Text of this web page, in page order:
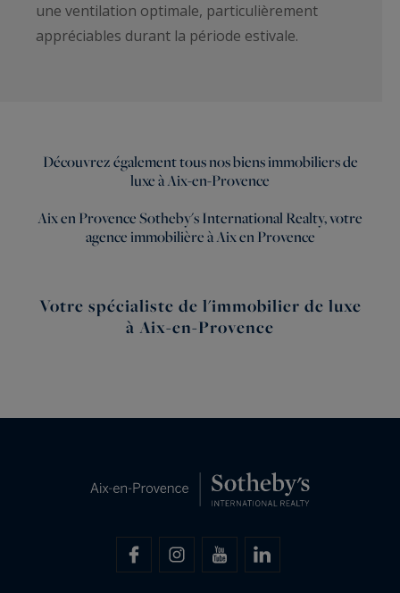
une ventilation optimale, particulièrement
appréciables durant la période estivale.
Découvrez également tous nosbiens immobiliers de
luxe à Aix-en-Provence
Aix en Provence Sotheby's International Realty, votre
agence immobilière à Aix en Provence
Votre spécialiste de l'immobilier de luxe
à Aix-en-Provence